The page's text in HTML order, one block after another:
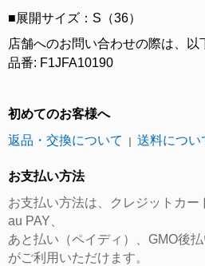
■展開サイズ：S（36）
店舗へのお問い合わせの際は、以
品番: F1JFA10190
初めてのお客様へ
返品・交換について
送料につい
お支払い方法
お支払い方法は、クレジットカー
au PAY、
あと払い（ペイディ）、GMO後
がご利用いただけます。